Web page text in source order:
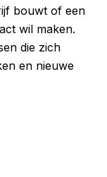
bouwt of een
wil maken.
die zich
en nieuwe